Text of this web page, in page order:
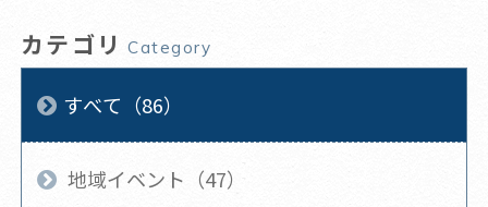
カテゴリ Category
すべて（86）
地域イベント（47）